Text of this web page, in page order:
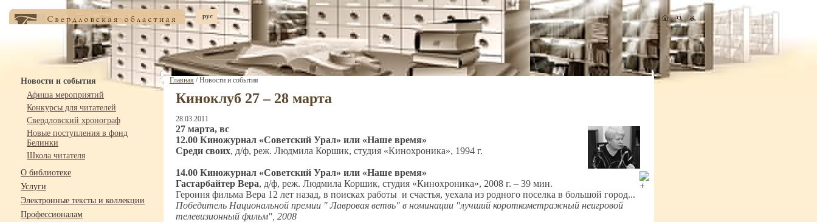
рус
Новости и события
Афиша мероприятий
Конкурсы для читателей
Свердловский хронограф
Новые поступления в фонд
Белинки
Школа читателя
О библиотеке
Услуги
Электронные тексты и коллекции
Профессионалам
Главная / Новости и события
Киноклуб 27 – 28 марта
28.03.2011
27 марта, вс
12.00 Киножурнал «Советский Урал» или «Наше время»
Среди своих, д/ф, реж. Людмила Коршик, студия «Кинохроника», 1994 г.
14.00 Киножурнал «Советский Урал» или «Наше время»
Гастарбайтер Вера, д/ф, реж. Людмила Коршик, студия «Кинохроника», 2008 г. – 39 мин.
Героиня фильма Вера 12 лет назад, в поисках работы и счастья, уехала из родного поселка в большой город...
Победитель Национальной премии " Лавровая ветвь" в номинации "лучший короткометражный неигровой
телевизионный фильм", 2008